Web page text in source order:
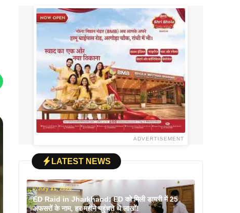
ADVERTISEMENT
LATEST NEWS
July 31, 2026
ED Raid in Jharkhand: ED को मिली डायरी में 25
अफसरों के नाम, हर महीने पहुंचते थे लाखों!